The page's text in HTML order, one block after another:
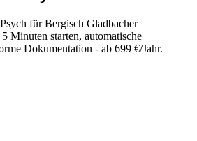
für Bergisch Gladbacher
Minuten starten, automatische
Dokumentation - ab 699 €/Jahr.